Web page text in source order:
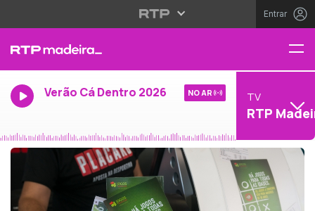
Entrar
Verão Cá Dentro 2026 NO AR TV
RTP